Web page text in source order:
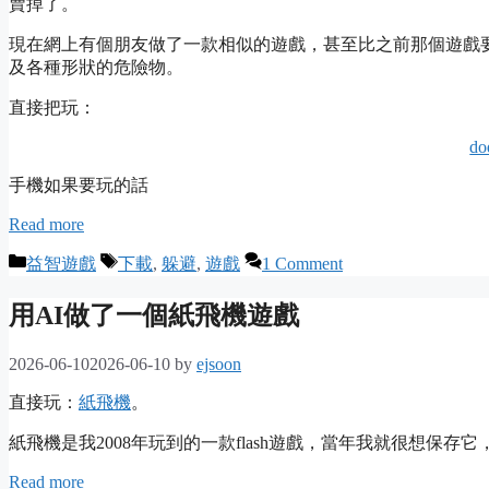
賣掉了。
現在網上有個朋友做了一款相似的遊戲，甚至比之前那個遊
及各種形狀的危險物。
直接把玩：
手機如果要玩的話
Read more
Categories
益智遊戲 Tags
下載, 躲避, 遊戲 1 Comment
用AI做了一個紙飛機遊戲
2026-06-102026-06-10 by ejsoon
直接玩： 紙飛機。
紙飛機是我2008年玩到的一款flash遊戲，當年我就很想保存
Read more